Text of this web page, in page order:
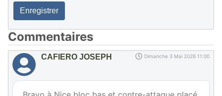
Enregistrer
Commentaires
CAFIERO JOSEPH Dimanche 3 Mai 2026 11:00